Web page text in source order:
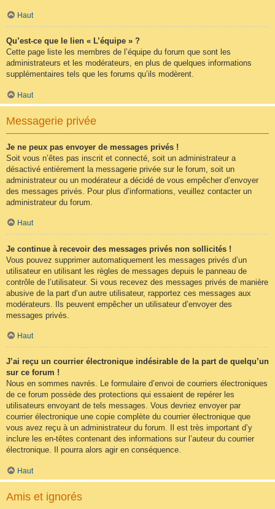
Haut
Qu’est-ce que le lien « L’équipe » ?
Cette page liste les membres de l’équipe du forum que sont les
administrateurs et les modérateurs, en plus de quelques informations
supplémentaires tels que les forums qu’ils modèrent.
Haut
Messagerie privée
Je ne peux pas envoyer de messages privés !
Soit vous n’êtes pas inscrit et connecté, soit un administrateur a
désactivé entièrement la messagerie privée sur le forum, soit un
administrateur ou un modérateur a décidé de vous empêcher d’envoyer
des messages privés. Pour plus d’informations, veuillez contacter un
administrateur du forum.
Haut
Je continue à recevoir des messages privés non sollicités !
Vous pouvez supprimer automatiquement les messages privés d’un
utilisateur en utilisant les règles de messages depuis le panneau de
contrôle de l’utilisateur. Si vous recevez des messages privés de manière
abusive de la part d’un autre utilisateur, rapportez ces messages aux
modérateurs. Ils peuvent empêcher un utilisateur d’envoyer des
messages privés.
Haut
J’ai reçu un courrier électronique indésirable de la part de quelqu’un
sur ce forum !
Nous en sommes navrés. Le formulaire d’envoi de courriers électroniques
de ce forum possède des protections qui essaient de repérer les
utilisateurs envoyant de tels messages. Vous devriez envoyer par
courrier électronique une copie complète du courrier électronique que
vous avez reçu à un administrateur du forum. Il est très important d’y
inclure les en-têtes contenant des informations sur l’auteur du courrier
électronique. Il pourra alors agir en conséquence.
Haut
Amis et ignorés